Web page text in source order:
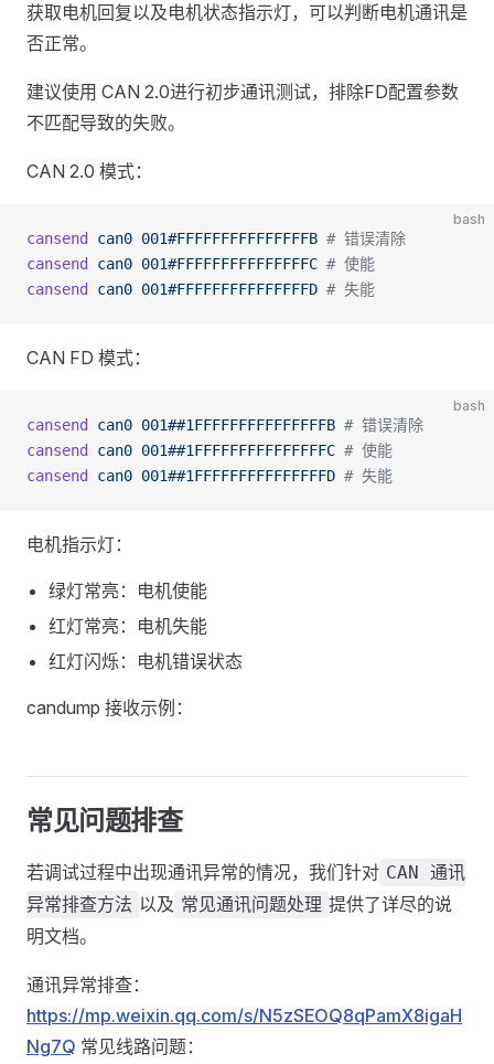
获取电机回复以及电机状态指示灯，可以判断电机通讯是
否正常。
建议使用 CAN 2.0进行初步通讯测试，排除FD配置参数
不匹配导致的失败。
CAN 2.0 模式：
bash
cansend can0 001#FFFFFFFFFFFFFFFB # 错误清除
cansend
can0 001#FFFFFFFFFFFFFFFC # 使能
cansend
can0 001#FFFFFFFFFFFFFFFD # 失能
CAN FD 模式：
bash
cansend can0 001##1FFFFFFFFFFFFFFFB # 错误清除
cansend
can0 001##1FFFFFFFFFFFFFFFC # 使能
cansend
can0 001##1FFFFFFFFFFFFFFFD # 失能
电机指示灯：
绿灯常亮：电机使能
红灯常亮：电机失能
红灯闪烁：电机错误状态
candump 接收示例：
常见问题排查
若调试过程中出现通讯异常的情况，我们针对 CAN 通讯
异常排查方法 以及 常见通讯问题处理 提供了详尽的说
明文档。
通讯异常排查：
https://mp.weixin.qq.com/s/N5zSEOQ8qPamX8igaH
Ng7Q 常见线路问题：